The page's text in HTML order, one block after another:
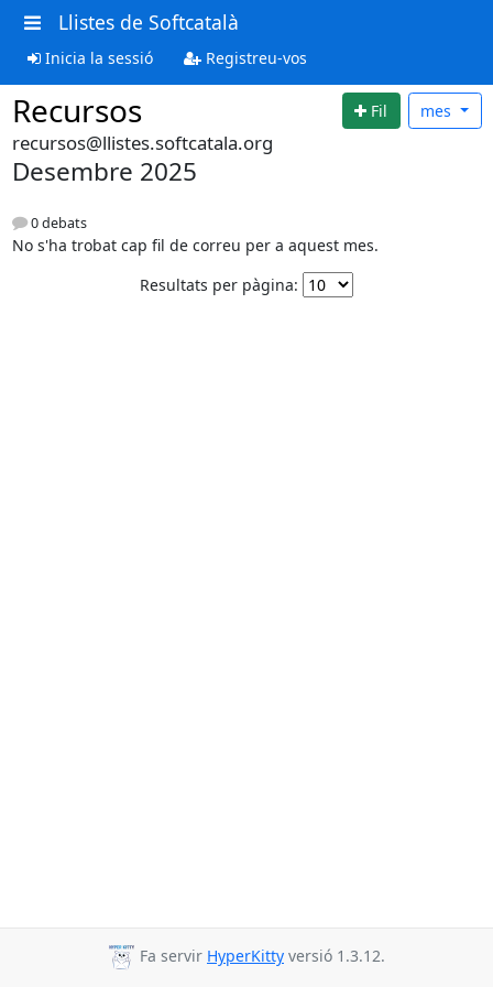
Llistes de Softcatalà
Inicia la sessió Registreu-vos
Recursos Fil mes
recursos@llistes.softcatala.org
Desembre 2025
0 debats
No s'ha trobat cap fil de correu per a aquest mes.
Resultats per pàgina:
Fa servir HyperKitty versió 1.3.12.